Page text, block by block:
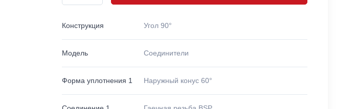
Конструкция Угол 90°
Модель Соединители
Форма уплотнения 1 Наружный конус 60°